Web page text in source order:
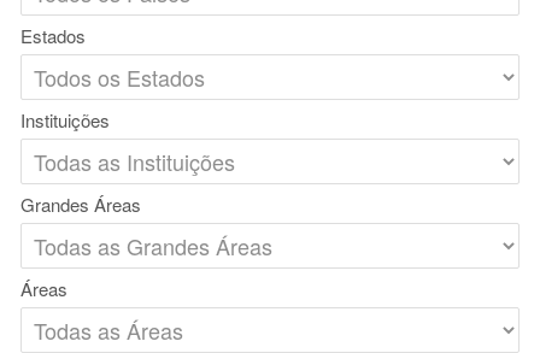
Estados
Instituições
Grandes Áreas
Áreas